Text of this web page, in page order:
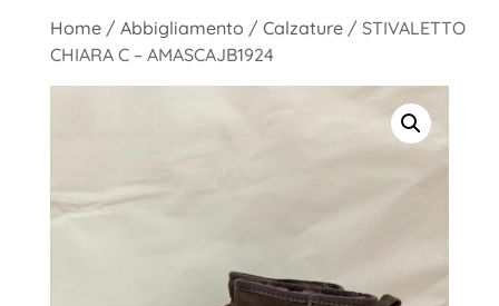
Home/ Abbigliamento / Calzature/ STIVALETTO
CHIARA C – AMASCAJB1924